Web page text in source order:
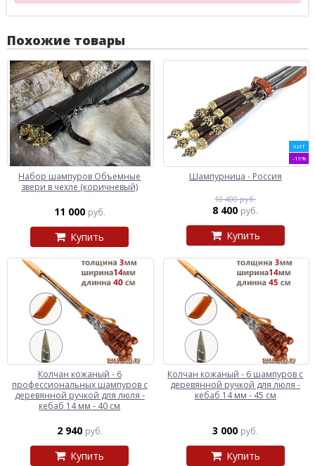
Похожие товары
Набор шампуров Объемные
звери в чехле (коричневый)
11 000 руб.
Купить
ХИТ
-19%
Шампурница - Россия
10 400 руб.
8 400 руб.
Купить
Колчан кожаный - 6
профессиональных шампуров с
деревянной ручкой для люля -
кебаб 14 мм - 40 см
2 940 руб.
Купить
Колчан кожаный - 6 шампуров с
деревянной ручкой для люля -
кебаб 14 мм - 45 см
3 000 руб.
Купить